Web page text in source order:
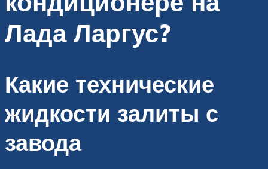
Лада Ларгус?
Какие технические
жидкости залиты с
завода